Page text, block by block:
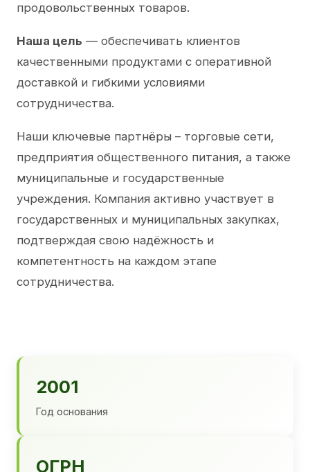
продовольственных товаров.
Наша цель — обеспечивать клиентов
качественными продуктами с оперативной
доставкой и гибкими условиями
сотрудничества.
Наши ключевые партнёры – торговые сети,
предприятия общественного питания, а также
муниципальные и государственные
учреждения. Компания активно участвует в
государственных и муниципальных закупках,
подтверждая свою надёжность и
компетентность на каждом этапе
сотрудничества.
2001
Год основания
ОГРН